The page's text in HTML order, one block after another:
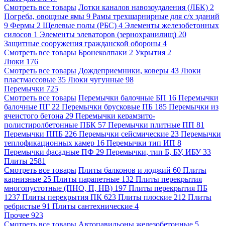
Смотреть все товары Лотки каналов навозоудаления (ЛБК) 2
Погреба, овощные ямы 9 Рамы трехшарнирные для с/х зданий
9 Фермы 2 Щелевые полы (РБС) 4 Элементы железобетонных
силосов 1 Элементы элеваторов (зернохранилищ) 20
Защитные сооружения гражданской обороны 4
Смотреть все товары Бронеколпаки 2 Укрытия 2
Люки 176
Смотреть все товары Дождеприемники, коверы 43 Люки
пластмассовые 35 Люки чугунные 98
Перемычки 725
Смотреть все товары Перемычки балочные БП 16 Перемычки
балочные ПГ 22 Перемычки брусковые ПБ 185 Перемычки из
ячеистого бетона 29 Перемычки керамзито-
полистиролбетонные ПБК 57 Перемычки плитные ПП 81
Перемычки ППБ 226 Перемычки сейсмические 23 Перемычки
теплофикационных камер 16 Перемычки тип ИП 8
Перемычки фасадные ПФ 29 Перемычки, тип Б, БУ, ИБУ 33
Плиты 2581
Смотреть все товары Плиты балконов и лоджий 60 Плиты
карнизные 25 Плиты парапетные 132 Плиты перекрытия
многопустотные (ПНО, П, НВ) 197 Плиты перекрытия ПБ
1237 Плиты перекрытия ПК 623 Плиты плоские 212 Плиты
ребристые 91 Плиты сантехнические 4
Прочее 923
Смотреть все товары Автопавильоны железобетонные 5